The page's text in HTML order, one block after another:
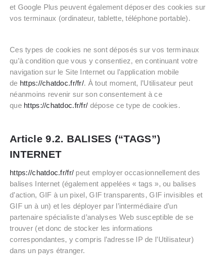
et Google Plus peuvent également déposer des cookies sur
vos terminaux (ordinateur, tablette, téléphone portable).
Ces types de cookies ne sont déposés sur vos terminaux
qu’à condition que vous y consentiez, en continuant votre
navigation sur le Site Internet ou l’application mobile
de https://chatdoc.fr/fr/. À tout moment, l’Utilisateur peut
néanmoins revenir sur son consentement à ce
que https://chatdoc.fr/fr/ dépose ce type de cookies.
Article 9.2. BALISES (“TAGS”)
INTERNET
https://chatdoc.fr/fr/ peut employer occasionnellement des
balises Internet (également appelées « tags », ou balises
d’action, GIF à un pixel, GIF transparents, GIF invisibles et
GIF un à un) et les déployer par l’intermédiaire d’un
partenaire spécialiste d’analyses Web susceptible de se
trouver (et donc de stocker les informations
correspondantes, y compris l’adresse IP de l’Utilisateur)
dans un pays étranger.